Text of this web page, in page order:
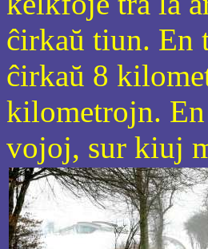
ĉirkaŭ tiun. En
ĉirkaŭ 8
kilometrojn.
vojoj, sur kiuj